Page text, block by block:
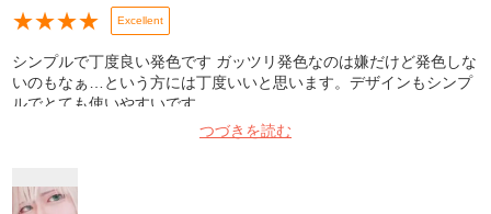
★★★★ Excellent
シンプルで丁度良い発色です ガッツリ発色なのは嫌だけど発色しな
いのもなぁ…という方には丁度いいと思います。デザインもシンプ
ルでとても使いやすいです。
つづきを読む